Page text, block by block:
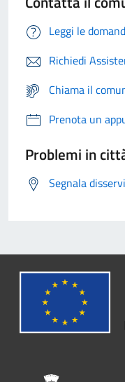
Leggi le
Richiedi
Chiama il
Prenota un
Problemi in
Segnala